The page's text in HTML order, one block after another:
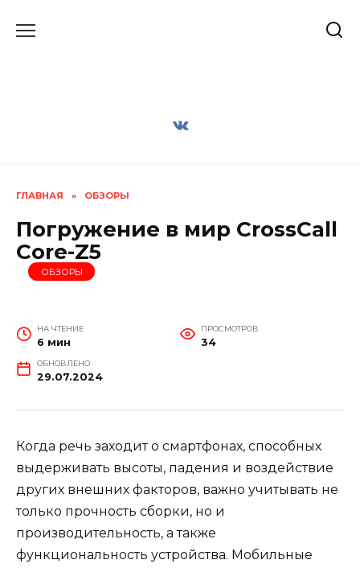
ГЛАВНАЯ » ОБЗОРЫ
Погружение в мир CrossCall
Core-Z5
ОБЗОРЫ
НА ЧТЕНИЕ
6 мин
ПРОСМОТРОВ
34
ОБНОВЛЕНО
29.07.2024
Когда речь заходит о смартфонах, способных
выдерживать высоты, падения и воздействие
других внешних факторов, важно учитывать не
только прочность сборки, но и
производительность, а также
функциональность устройства. Мобильные